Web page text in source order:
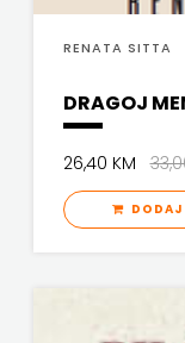
RENATA SITTA
DRAGOJ
26,40 KM
DODAJ